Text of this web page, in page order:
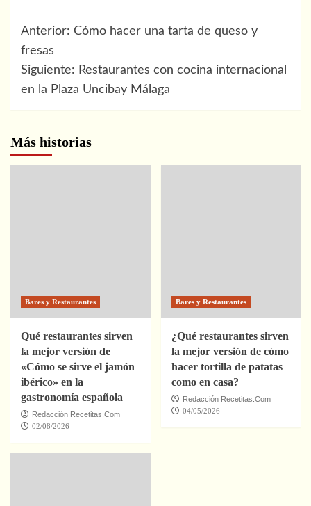
Navegación
de
entradas
Anterior: Cómo hacer una tarta de queso y
fresas
Siguiente: Restaurantes con cocina internacional
en la Plaza Uncibay Málaga
Más historias
Bares y Restaurantes
Qué restaurantes sirven
la mejor versión de
«Cómo se sirve el jamón
ibérico» en la
gastronomía española
Redacción Recetitas.Com
02/08/2026
Bares y Restaurantes
¿Qué restaurantes sirven
la mejor versión de cómo
hacer tortilla de patatas
como en casa?
Redacción Recetitas.Com
04/05/2026